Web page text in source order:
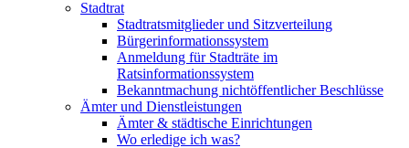
Stadtrat
Stadtratsmitglieder und Sitzverteilung
Bürgerinformationssystem
Anmeldung für Stadträte im
Ratsinformationssystem
Bekanntmachung nichtöffentlicher Beschlüsse
Ämter und Dienstleistungen
Ämter & städtische Einrichtungen
Wo erledige ich was?